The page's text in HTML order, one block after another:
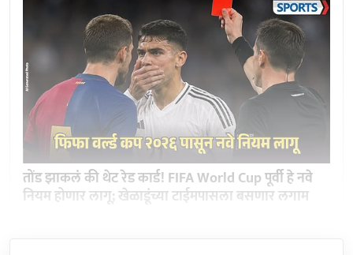
तोंड झाकलं की थेट रेड कार्ड! FIFA World Cup पूर्वी हे नवे
नियम होणार लागू; खेळाडूंच्या टाईमपासला बसणार लगाम